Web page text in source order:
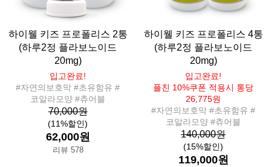
하이웰 키즈 프로폴리스 2통
(하루2정 플라보노이드
20mg)
입고완료!
#자연의보호막 #초유함유 #
코알라모양 #츄어블
70,000원
(11%할인)
62,000원
리뷰 578
하이웰 키즈 프로폴리스 4통
(하루2정 플라보노이드
20mg)
입고완료!
플친 10%쿠폰 적용시 통당
26,775원
#자연의보호막 #초유함유 #
코알라모양 #츄어블
140,000원
(15%할인)
119,000원